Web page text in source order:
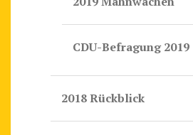
CDU-Befragung 2019
2018 Rückblick